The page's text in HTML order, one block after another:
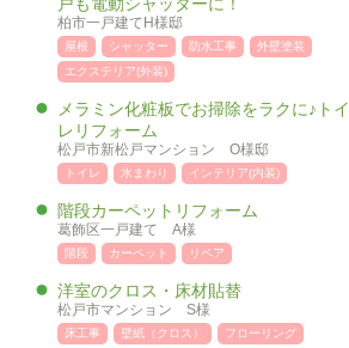
柏市一戸建てH様邸
屋根 シャッター 防水工事
外壁塗装
エクステリア(外装)
メラミン化粧板でお掃除をラクに♪トイ
レリフォーム
松戸市新松戸マンション O様邸
トイレ 水まわり インテリア(内装)
階段カーペットリフォーム
葛飾区一戸建て A様
階段 カーペット リペア
洋室のクロス・床材貼替
松戸市マンション S様
床工事 壁紙（クロス）
フローリング